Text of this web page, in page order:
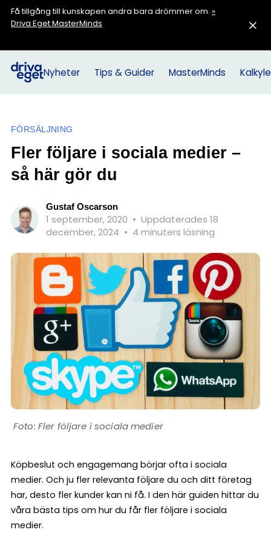
Få tillgång till kunskapen andra bara drömmer om. »
Driva Eget MasterMinds
Nyheter Tips & Guider MasterMinds
FÖRSÄLJNING
Fler följare i sociala medier –
så här gör du
Gustaf Oscarson
1 september, 2020 • Uppdaterades 18
december, 2024 • 4 minuters läsning
Fler följare i sociala medier
Köpbeslut och engagemang börjar ofta i sociala
medier. Och ju fler relevanta följare du och ditt företag
har, desto fler kunder kan ni få. I den här guiden hittar du
våra bästa tips om hur du får fler följare i sociala
medier.